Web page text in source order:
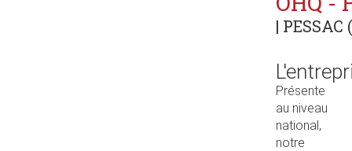
| PESSAC
Présente
au niveau
national,
notre